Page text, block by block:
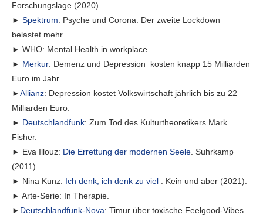
Forschungslage (2020).
► Spektrum: Psyche und Corona: Der zweite Lockdown
belastet mehr.
► WHO: Mental Health in workplace.
► Merkur: Demenz und Depression kosten knapp 15 Milliarden
Euro im Jahr.
►Allianz: Depression kostet Volkswirtschaft jährlich bis zu 22
Milliarden Euro.
► Deutschlandfunk: Zum Tod des Kulturtheoretikers Mark
Fisher.
► Eva Illouz: Die Errettung der modernen Seele . Suhrkamp
(2011).
► Nina Kunz: Ich denk, ich denk zu viel . Kein und aber (2021).
► Arte-Serie: In Therapie.
► Deutschlandfunk-Nova: Timur über toxische Feelgood-Vibes.